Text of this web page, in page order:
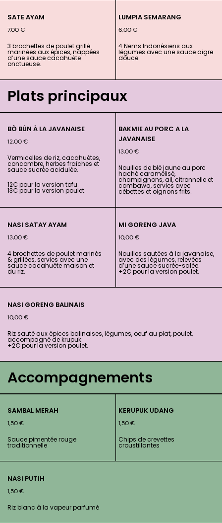
SATE AYAM
7,00€
3 brochettes de poulet grillé
marinées aux épices, nappées
d’une sauce cacahuète
onctueuse.
LUMPIA SEMARANG
6,00€
4 Nems Indonésiens aux
légumes avec une sauce aigre
douce.
Plats principaux
BÒ BÚN À LA JAVANAISE
12,00€
Vermicelles de riz, cacahuètes,
concombre, herbes fraîches et
sauce sucrée acidulée.
12€ pour la version tofu.
13€ pour la version poulet.
BAKMIE AU PORC A LA
JAVANAISE
13,00€
Nouilles de blé jaune au porc
haché caramélisé,
champignons, ail, citronnelle et
combawa, servies avec
cébettes et oignons frits.
NASI SATAY AYAM
13,00€
4 brochettes de poulet marinés
& grillées, servies avec une
sauce cacahuète maison et
du riz.
MI GORENG JAVA
10,00€
Nouilles sautées à la javanaise,
avec des légumes, relevées
d’une sauce sucrée-salée.
+2€ pour la version poulet.
NASI GORENG BALINAIS
10,00€
Riz sauté aux épices balinaises, légumes, oeuf au plat, poulet,
accompagné de krupuk.
+2€ pour la version poulet.
Accompagnements
SAMBAL MERAH
1,50€
Sauce pimentée rouge
traditionnelle
KERUPUK UDANG
1,50€
Chips de crevettes
croustillantes
NASI PUTIH
1,50€
Riz blanc à la vapeur parfumé